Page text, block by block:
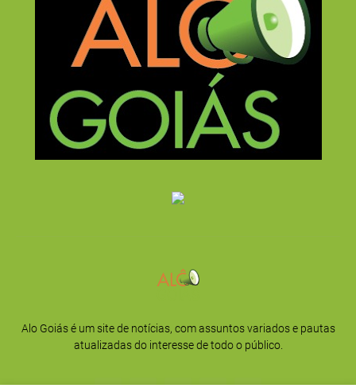
Alo Goiás é um site de notícias, com assuntos variados e pautas
atualizadas do interesse de todo o público.